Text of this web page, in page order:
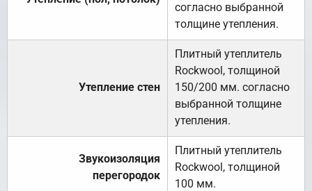
согласно выбранной
толщине утепления.
Утепление стен
Плитный утеплитель
Rockwool, толщиной
150/200 мм. согласно
выбранной толщине
утепления.
Звукоизоляция
перегородок
Плитный утеплитель
Rockwool, толщиной
100 мм.